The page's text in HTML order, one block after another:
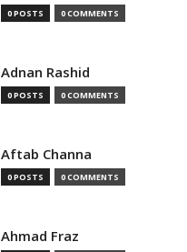
0 POSTS 0 COMMENTS
Adnan Rashid
0 POSTS 0 COMMENTS
Aftab Channa
0 POSTS 0 COMMENTS
Ahmad Fraz